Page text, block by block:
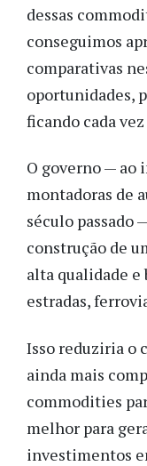
dessas
conseguimos
comparativas
oportunidades,
ficando cada
O governo — ao
montadoras de
século passado
construção de
alta qualidade e
estradas,
Isso reduziria o
ainda mais
commodities
melhor para
investimentos